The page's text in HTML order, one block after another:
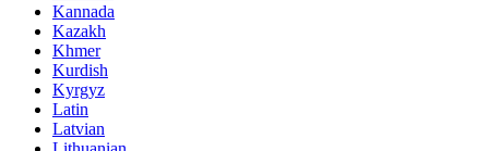
Kannada
Kazakh
Khmer
Kurdish
Kyrgyz
Latin
Latvian